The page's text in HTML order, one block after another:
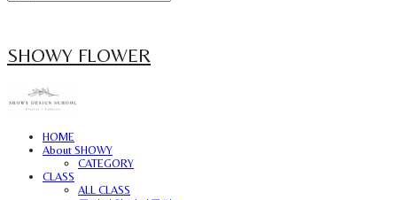
SHOWY FLOWER
HOME
About SHOWY
CATEGORY
CLASS
ALL CLASS